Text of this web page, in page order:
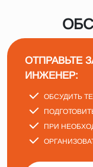
ОТПРАВЬТЕ
ИНЖЕНЕР:
ОБСУДИТЬ
ПРИ